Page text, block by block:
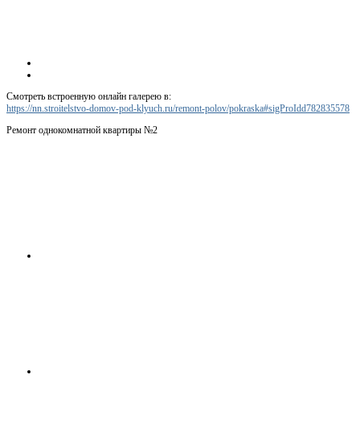
Смотреть встроенную онлайн галерею в:
https://nn.stroitelstvo-domov-pod-klyuch.ru/remont-polov/pokraska#sigProIdd782835578
Ремонт однокомнатной квартиры №2